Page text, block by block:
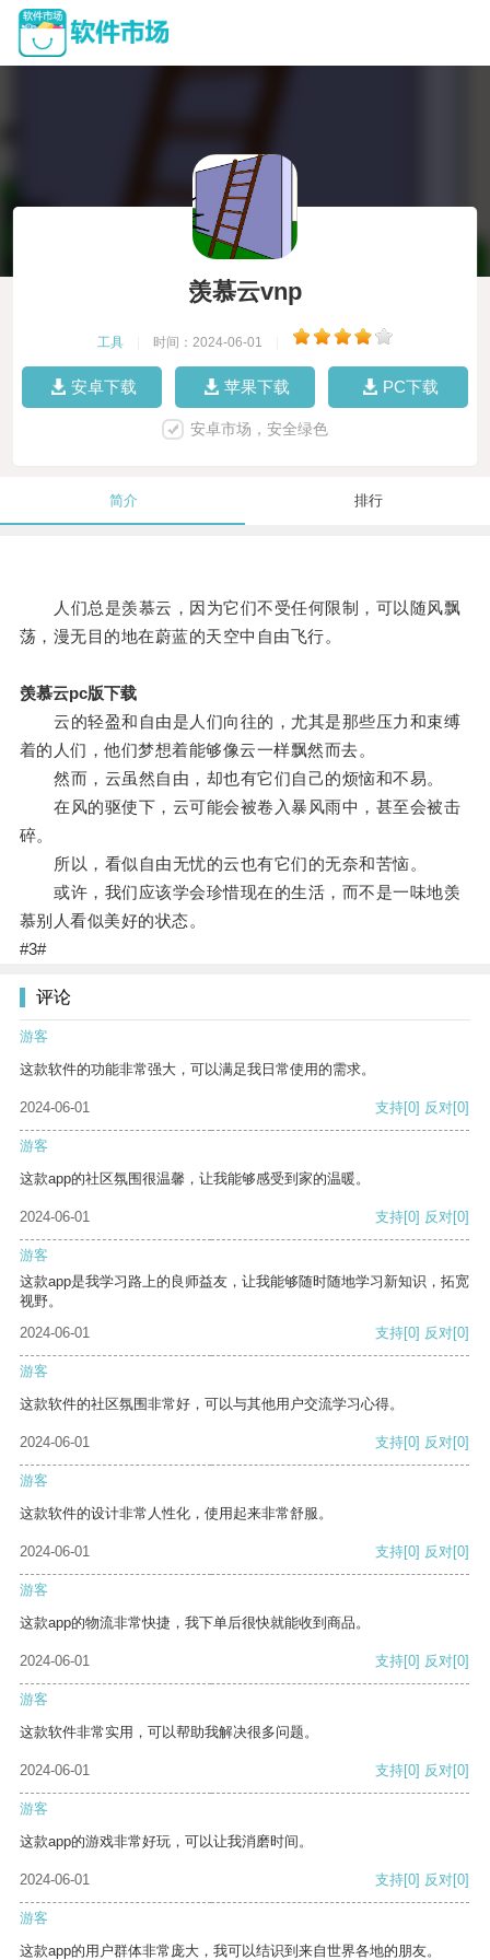
羡慕云vnp
工具 时间：2024-06-01
安卓下载 苹果下载 PC下载
安卓市场，安全绿色
简介 排行
人们总是羡慕云，因为它们不受任何限制，可以随风飘
荡，漫无目的地在蔚蓝的天空中自由飞行。
羡慕云pc版下载
云的轻盈和自由是人们向往的，尤其是那些压力和束缚
着的人们，他们梦想着能够像云一样飘然而去。
然而，云虽然自由，却也有它们自己的烦恼和不易。
在风的驱使下，云可能会被卷入暴风雨中，甚至会被击
碎。
所以，看似自由无忧的云也有它们的无奈和苦恼。
或许，我们应该学会珍惜现在的生活，而不是一味地羡
慕别人看似美好的状态。
#3#
评论
游客
这款软件的功能非常强大，可以满足我日常使用的需求。
2024-06-01 支持[0] 反对[0]
游客
这款app的社区氛围很温馨，让我能够感受到家的温暖。
2024-06-01 支持[0] 反对[0]
游客
这款app是我学习路上的良师益友，让我能够随时随地学习新知识，拓宽
视野。
2024-06-01
支持[0] 反对[0]
游客
这款软件的社区氛围非常好，可以与其他用户交流学习心得。
2024-06-01 支持[0] 反对[0]
游客
这款软件的设计非常人性化，使用起来非常舒服。
2024-06-01 支持[0] 反对[0]
游客
这款app的物流非常快捷，我下单后很快就能收到商品。
2024-06-01 支持[0] 反对[0]
游客
这款软件非常实用，可以帮助我解决很多问题。
2024-06-01 支持[0] 反对[0]
游客
这款app的游戏非常好玩，可以让我消磨时间。
2024-06-01 支持[0] 反对[0]
游客
这款app的用户群体非常庞大，我可以结识到来自世界各地的朋友。